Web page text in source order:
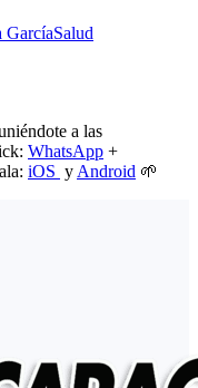
GarcíaSalud
a las
WhatsApp +
iOS y Android 🌱